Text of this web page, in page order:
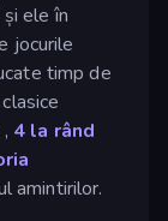
ele în
jocurile
timp de
, 4 la rând
amintirilor.